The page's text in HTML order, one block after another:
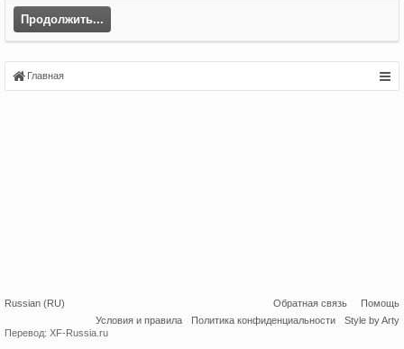
Продолжить...
Главная
Russian (RU) Обратная связь
Помощь
Условия и правила
Политика конфиденциальности
Style by Arty
Перевод: XF-Russia.ru